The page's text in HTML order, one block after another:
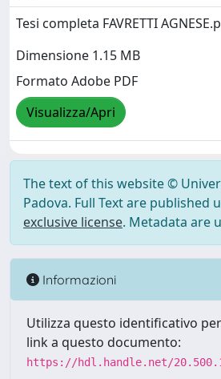
Tesi completa FAVRETTI
Dimensione 1.15 MB
Formato Adobe PDF
Visualizza/Apri
The text of this website ©
Padova. Full Text are published
exclusive license. Metadata are
Informazioni
Utilizza questo identificativo
link a questo documento:
https://hdl.handle.net/